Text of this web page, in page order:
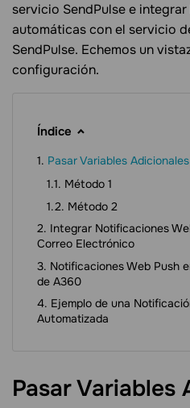
servicio SendPulse e
automáticas con el servicio
SendPulse. Echemos un
configuración.
Índice
Pasar Variables Adicionales
Método 1
Método 2
Integrar Notificaciones
Correo Electrónico
Notificaciones Web Push
de A360
Ejemplo de una
Automatizada
Pasar Variables